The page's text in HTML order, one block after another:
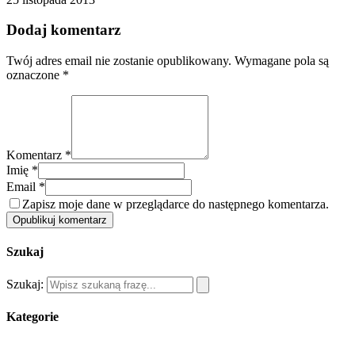
Dodaj komentarz
Twój adres email nie zostanie opublikowany. Wymagane pola są
oznaczone *
Komentarz *
Imię *
Email *
Zapisz moje dane w przeglądarce do następnego komentarza.
Opublikuj komentarz
Szukaj
Szukaj:
Kategorie